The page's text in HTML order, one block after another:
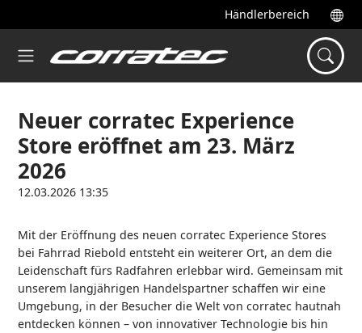
Händlerbereich
Neuer corratec Experience
Store eröffnet am 23. März
2026
12.03.2026 13:35
Mit der Eröffnung des neuen corratec Experience Stores
bei Fahrrad Riebold entsteht ein weiterer Ort, an dem die
Leidenschaft fürs Radfahren erlebbar wird. Gemeinsam mit
unserem langjährigen Handelspartner schaffen wir eine
Umgebung, in der Besucher die Welt von corratec hautnah
entdecken können – von innovativer Technologie bis hin